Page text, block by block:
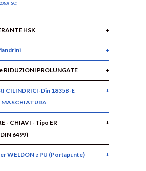
(ISO)
HSK
RIDUZIONI PROLUNGATE
CILINDRICI-Din 1835B-E
MASCHIATURA
- CHIAVI - Tipo ER
6499)
WELDON e PU (Portapunte)